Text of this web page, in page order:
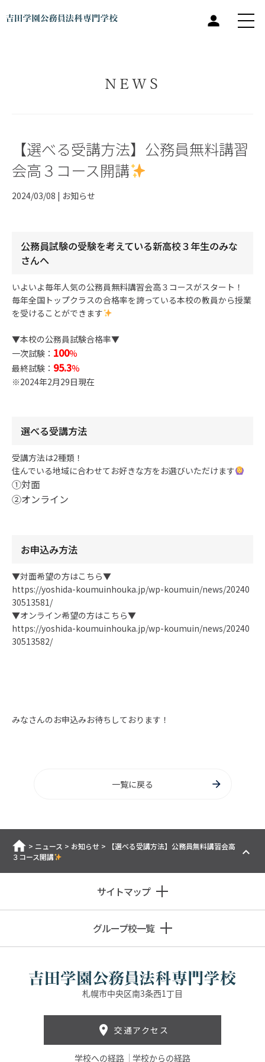
NEWS
【選べる受講方法】公務員無料講習
会高３コース開講
2024/03/08 | お知らせ
公務員試験の受験を考えている新高校３年生のみな
さんへ
いよいよ毎年人気の公務員無料講習会高３コースがスタート！
毎年全国トップクラスの合格率を誇っている本校の教員から授業
を受けることができます
▼本校の公務員試験合格率▼
一次試験： 100%
最終試験： 95.3%
※2024年2月29日現在
選べる受講方法
受講方法は2種類！
住んでいる地域に合わせてお好きな方をお選びいただけます
①対面
②オンライン
お申込み方法
▼対面希望の方はこちら▼
https://yoshida-koumuinhouka.jp/wp-koumuin/news/20240
30513581/
▼オンライン希望の方はこちら▼
https://yoshida-koumuinhouka.jp/wp-koumuin/news/20240
30513582/
みなさんのお申込みお待ちしております！
一覧に戻る
ホーム
> ニュース > お知らせ >
【選べる受講方法】公務員無料講習会高
３コース開講
サイトマップ
グループ校一覧
札幌市中央区南3条西1丁目
交通アクセス
学校への経路 学校からの経路